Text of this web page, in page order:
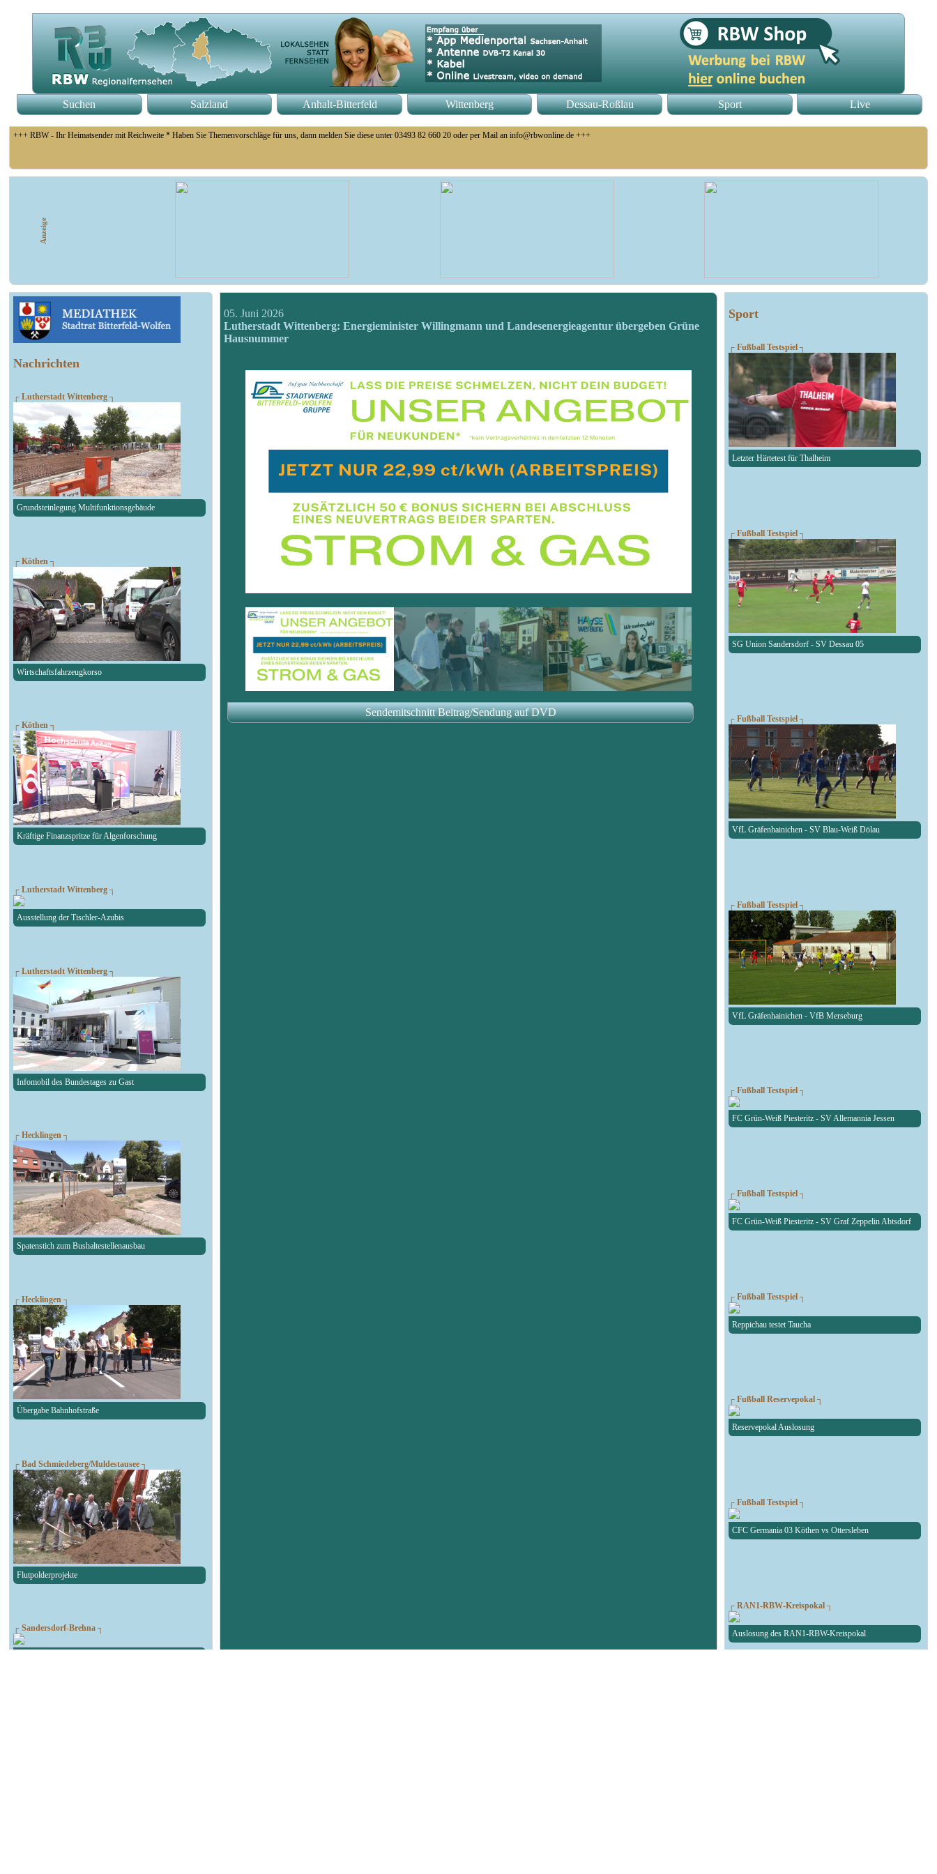
Suchen Salzland Anhalt-Bitterfeld Wittenberg Dessau-Roßlau Sport Live
+++ RBW - Ihr Heimatsender mit Reichweite * Haben Sie Themenvorschläge für uns, dann melden Sie diese unter 03493 82 660 20 oder per Mail an info@rbwonline.de +++
+++ Fußball Oberliga Süd 1. Spieltag: SG Union Sandersdorf - VfB 1921 Krieschow, So 14 Uhr +++
Nachrichten
┌ Lutherstadt Wittenberg ┐
Grundsteinlegung Multifunktionsgebäude
┌ Köthen ┐
Wirtschaftsfahrzeugkorso
┌ Köthen ┐
Kräftige Finanzspritze für Algenforschung
┌ Lutherstadt Wittenberg ┐
Ausstellung der Tischler-Azubis
┌ Lutherstadt Wittenberg ┐
Infomobil des Bundestages zu Gast
┌ Hecklingen ┐
Spatenstich zum Bushaltestellenausbau
┌ Hecklingen ┐
Übergabe Bahnhofstraße
┌ Bad Schmiedeberg/Muldestausee ┐
Flutpolderprojekte
┌ Sandersdorf-Brehna ┐
05. Juni 2026
Lutherstadt Wittenberg: Energieminister Willingmann und Landesenergieagentur übergeben Grüne
Hausnummer
Sendemitschnitt Beitrag/Sendung auf DVD
Sport
┌ Fußball Testspiel ┐
Letzter Härtetest für Thalheim
┌ Fußball Testspiel ┐
SG Union Sandersdorf - SV Dessau 05
┌ Fußball Testspiel ┐
VfL Gräfenhainichen - SV Blau-Weiß Dölau
┌ Fußball Testspiel ┐
VfL Gräfenhainichen - VfB Merseburg
┌ Fußball Testspiel ┐
FC Grün-Weiß Piesteritz - SV Allemannia Jessen
┌ Fußball Testspiel ┐
FC Grün-Weiß Piesteritz - SV Graf Zeppelin Abtsdorf
┌ Fußball Testspiel ┐
Reppichau testet Taucha
┌ Fußball Reservepokal ┐
Reservepokal Auslosung
┌ Fußball Testspiel ┐
CFC Germania 03 Köthen vs Ottersleben
┌ RAN1-RBW-Kreispokal ┐
Auslosung des RAN1-RBW-Kreispokal
Anzeige